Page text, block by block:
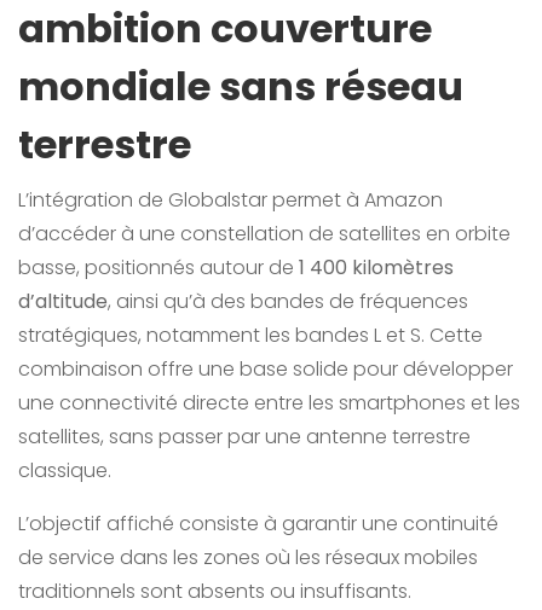
ambition couverture
mondiale sans réseau
terrestre
L’intégration de Globalstar permet à Amazon
d’accéder à une constellation de satellites en orbite
basse, positionnés autour de 1 400 kilomètres
d’altitude, ainsi qu’à des bandes de fréquences
stratégiques, notamment les bandes L et S. Cette
combinaison offre une base solide pour développer
une connectivité directe entre les smartphones et les
satellites, sans passer par une antenne terrestre
classique.
L’objectif affiché consiste à garantir une continuité
de service dans les zones où les réseaux mobiles
traditionnels sont absents ou insuffisants.